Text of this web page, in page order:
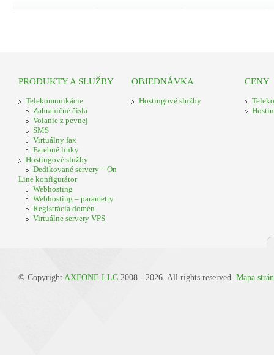
PRODUKTY A SLUŽBY
Telekomunikácie
Zahraničné čísla
Volanie z pevnej
SMS
Virtuálny fax
Farebné linky
Hostingové služby
Dedikované servery – On
Line konfigurátor
Webhosting
Webhosting – parametry
Registrácia domén
Virtuálne servery VPS
OBJEDNÁVKA
Hostingové služby
CENY
© Copyright AXFONE LLC 2008 - 2026. All rights reserved. Mapa